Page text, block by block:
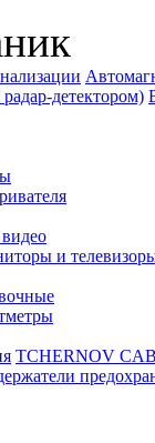
детектором)
и
TCHERNOV